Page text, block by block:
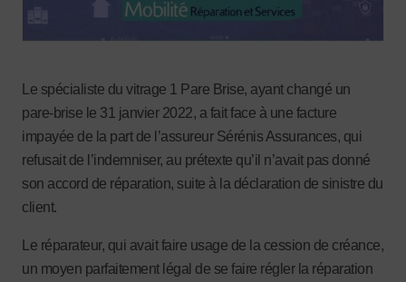
Le spécialiste du vitrage 1 Pare Brise, ayant changé un
pare-brise le 31 janvier 2022, a fait face à une facture
impayée de la part de l’assureur Sérénis Assurances, qui
refusait de l’indemniser, au prétexte qu’il n’avait pas donné
son accord de réparation, suite à la déclaration de sinistre du
client.
Le réparateur, qui avait faire usage de la cession de créance,
un moyen parfaitement légal de se faire régler la réparation